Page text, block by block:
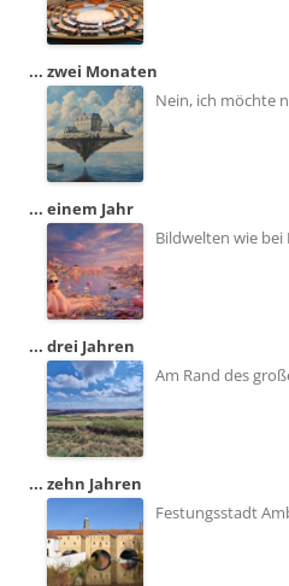
... zwei Monaten
Nein, ich möchte
... einem Jahr
Bildwelten wie bei
... drei Jahren
Am Rand des
... zehn Jahren
Festungsstadt